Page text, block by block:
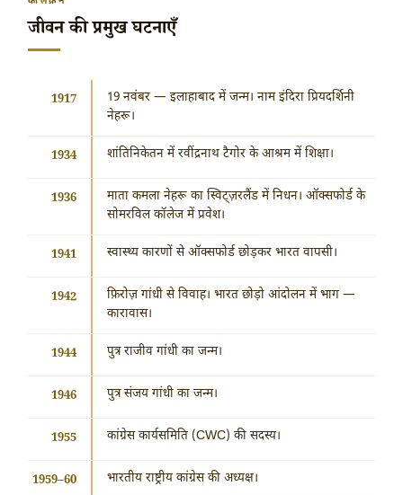
जीवन की प्रमुख घटनाएँ
1917 19 नवंबर — इलाहाबाद में जन्म। नाम इंदिरा प्रियदर्शिनी
नेहरू।
1934 शांतिनिकेतन में रवींद्रनाथ टैगोर के आश्रम में शिक्षा।
1936
माता कमला नेहरू का स्विट्ज़रलैंड में निधन। ऑक्सफोर्ड के
सोमरविल कॉलेज में प्रवेश।
1941 स्वास्थ्य कारणों से ऑक्सफोर्ड छोड़कर भारत वापसी।
1942
फ़िरोज़ गांधी से विवाह। भारत छोड़ो आंदोलन में भाग —
कारावास।
1944 पुत्र राजीव गांधी का जन्म।
1946 पुत्र संजय गांधी का जन्म।
1955 कांग्रेस कार्यसमिति (CWC) की सदस्य।
1959–60 भारतीय राष्ट्रीय कांग्रेस की अध्यक्ष।